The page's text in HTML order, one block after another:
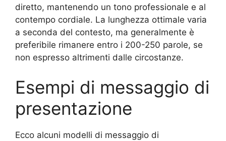
diretto, mantenendo un tono professionale e al
contempo cordiale. La lunghezza ottimale varia
a seconda del contesto, ma generalmente è
preferibile rimanere entro i 200-250 parole, se
non espresso altrimenti dalle circostanze.
Esempi di messaggio di
presentazione
Ecco alcuni modelli di messaggio di